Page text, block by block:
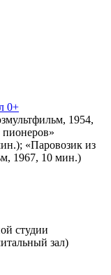
0+
1954,
«Паровозик из
1967, 10 мин.)
студии
зал)